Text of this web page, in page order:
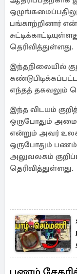
பங்காற்றினார்
தெரிவித்துள்ளது.
இந்தநிலையில்
எந்தத் தகவலும்
இந்த விடயம்
ஒருபோதும்
என்றும் அவர்
ஒருபோதும் பணம்
அலுவலகம்
தெரிவித்துள்ளது.